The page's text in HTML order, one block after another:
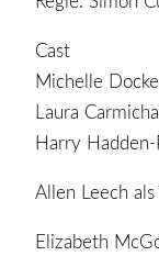
Cast
Michelle
Laura
Harry
Allen Leech als
Elizabeth